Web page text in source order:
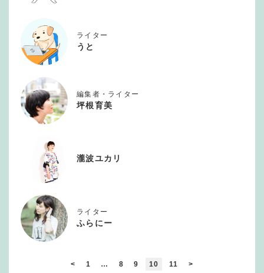
ライター
うと
編集者・ライター
坪根育美
瀧波ユカリ
ライター
ふらにー
< 1 … 8 9 10 11 >